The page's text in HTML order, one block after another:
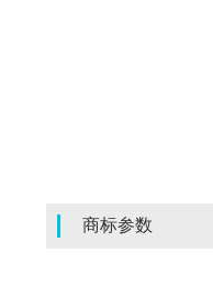
商标参数